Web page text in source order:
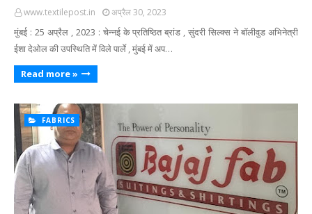
www.textilepost.in अप्रैल 30, 2023
मुंबई : 25 अप्रैल , 2023 : चेन्नई के प्रतिष्ठित ब्रांड , सुंदरी सिल्क्स ने बॉलीवुड अभिनेत्री
ईशा देओल की उपस्थिति में विले पार्ले , मुंबई में अप…
Read more »
FABRICS